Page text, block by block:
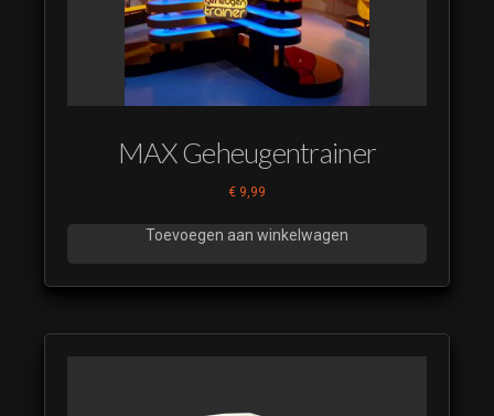
MAX Geheugentrainer
€ 9,99
Toevoegen aan winkelwagen